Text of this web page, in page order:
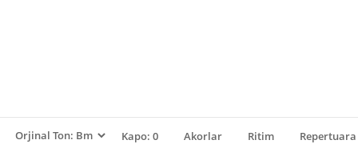
Kapo: 0 Akorlar Ritim Repertuara